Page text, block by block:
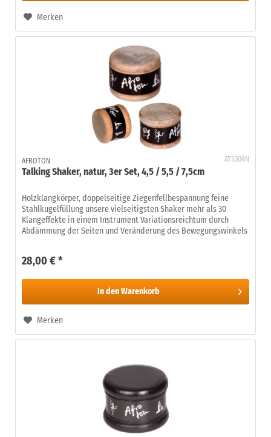
Merken
ATS309N
AFROTON
Talking Shaker, natur, 3er Set, 4,5 / 5,5 / 7,5cm
Holzklangkörper, doppelseitige Ziegenfellbespannung feine
Stahlkugelfüllung unsere vielseitigsten Shaker mehr als 30
Klangeffekte in einem Instrument Variationsreichtum durch
Abdämmung der Seiten und Veränderung des Bewegungswinkels
28,00 € *
In den Warenkorb
Merken